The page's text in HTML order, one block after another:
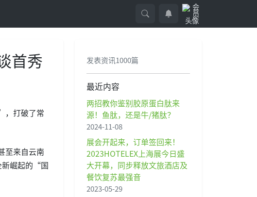
首秀
，打破了常
至来自云南
新崛起的“国
发表资讯1000篇
最近内容
两招教你鉴别胶原蛋白肽来
源！鱼肽，还是牛/猪肽？
2024-11-08
展会开起来，订单签回来！
2023HOTELEX上海展今日盛
大开幕，同步释放文旅酒店及
餐饮复苏最强音
2023-05-29